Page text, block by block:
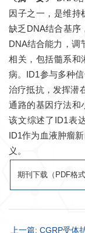
因子之一，是维持
缺乏DNA结合基序
DNA结合能力，调
相关，包括髓系和
病。ID1参与多种
治疗抵抗，发挥潜
通路的基因疗法和
该文综述了ID1表
ID1作为血液肿瘤
义。
期刊下载（PDF格式
上一篇: CGRP受体